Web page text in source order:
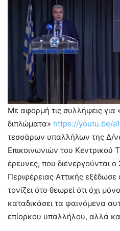
Με αφορμή τις συλλήψεις για
διπλώματα» https://youtu.be/
τεσσάρων υπαλλήλων της Δ/
Επικοινωνιών του Κεντρικού
έρευνες, που διενεργούνται
Περιφέρειας Αττικής
τονίζει ότο θεωρεί ότι όχι
καταδικάσει τα φαινόμενα
επίορκου υπαλλήλου, αλλά